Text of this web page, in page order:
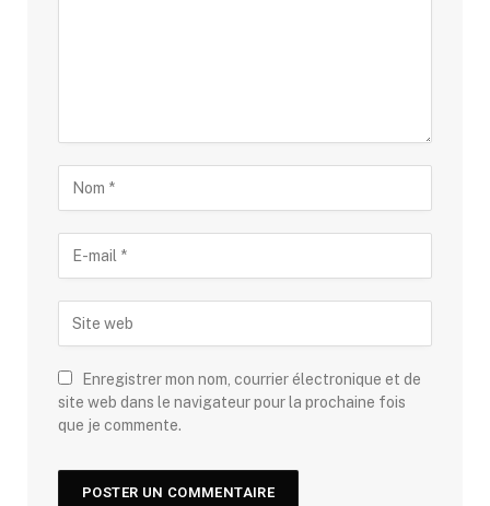
Enregistrer mon nom, courrier électronique et de
site web dans le navigateur pour la prochaine fois
que je commente.